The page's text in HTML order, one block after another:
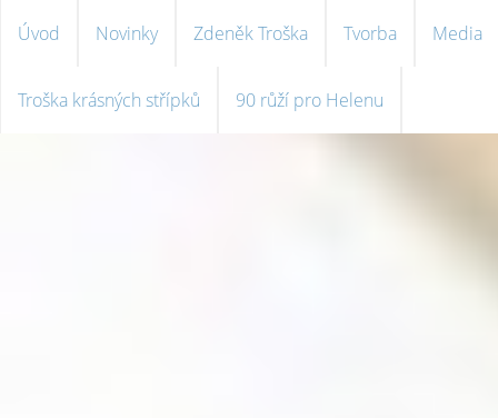
Úvod Novinky Zdeněk Troška Tvorba Media
Troška krásných střípků 90 růží pro Helenu